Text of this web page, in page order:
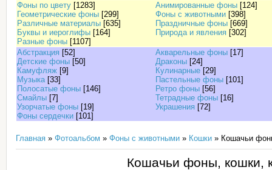
Фоны по цвету [1283] Анимированные фоны [124]
Геометрические фоны [299] Фоны с животными [398]
Различные материалы [635] Праздничные фоны [669]
Буквы и иероглифы [164] Природа и явления [302]
Разные фоны [1107]
Абстракция [52] Акварельные фоны [17]
Детские фоны [50] Драконы [24]
Камуфляж [9] Кулинарные [29]
Музыка [33] Пастельные фоны [101]
Полосатые фоны [146] Ретро фоны [56]
Смайлы [7] Тетрадные фоны [16]
Узорчатые фоны [19] Украшения [72]
Фоны сердечки [101]
Главная » Фотоальбом » Фоны с животными » Кошки » Кошачьи
Кошачьи фоны, кошки,